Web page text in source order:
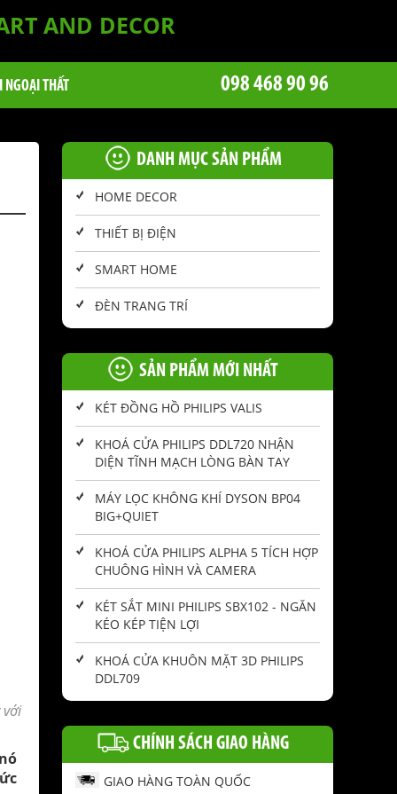
AND DECOR
NGOẠI THẤT 098 468 90 96
với
DANH MỤC SẢN PHẨM
HOME DECOR
THIẾT BỊ ĐIỆN
SMART HOME
ĐÈN TRANG TRÍ
SẢN PHẨM MỚI NHẤT
KÉT ĐỒNG HỒ PHILIPS VALIS
KHOÁ CỬA PHILIPS DDL720 NHẬN
DIỆN TĨNH MẠCH LÒNG BÀN TAY
MÁY LỌC KHÔNG KHÍ DYSON BP04
BIG+QUIET
KHOÁ CỬA PHILIPS ALPHA 5 TÍCH HỢP
CHUÔNG HÌNH VÀ CAMERA
KÉT SẮT MINI PHILIPS SBX102 - NGĂN
KÉO KÉP TIỆN LỢI
KHOÁ CỬA KHUÔN MẶT 3D PHILIPS
DDL709
CHÍNH SÁCH GIAO HÀNG
GIAO HÀNG TOÀN QUỐC